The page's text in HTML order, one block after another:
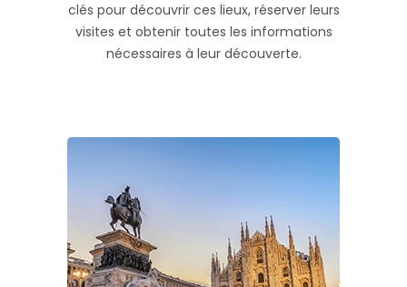
clés pour découvrir ces lieux, réserver leurs
visites et obtenir toutes les informations
nécessaires à leur découverte.